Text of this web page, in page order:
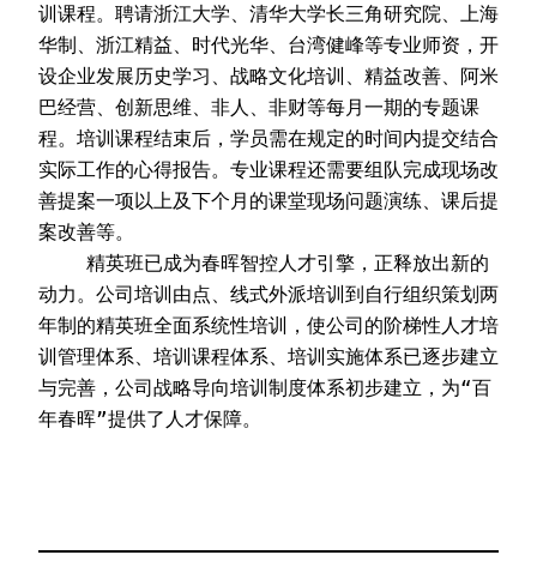
训课程。聘请浙江大学、清华大学长三角研究院、上海
华制、浙江精益、时代光华、台湾健峰等专业师资，开
设企业发展历史学习、战略文化培训、精益改善、阿米
巴经营、创新思维、非人、非财等每月一期的专题课
程。培训课程结束后，学员需在规定的时间内提交结合
实际工作的心得报告。专业课程还需要组队完成现场改
善提案一项以上及下个月的课堂现场问题演练、课后提
案改善等。
动力。公司培训由点、线式外派培训到自行组织策划两
年制的精英班全面系统性培训，使公司的阶梯性人才培
训管理体系、培训课程体系、培训实施体系已逐步建立
与完善，公司战略导向培训制度体系初步建立，为“百
年春晖”提供了人才保障。